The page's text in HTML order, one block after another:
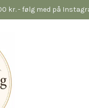
kr. - følg med på